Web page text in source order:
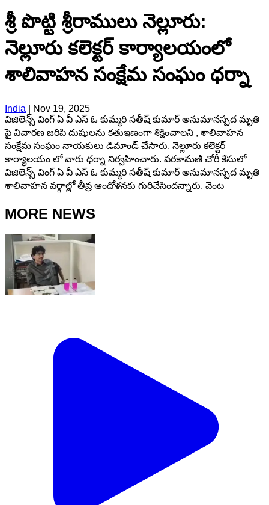
శ్రీ పొట్టి శ్రీరాములు నెల్లూరు:
నెల్లూరు కలెక్టర్ కార్యాలయంలో
శాలివాహన సంక్షేమ సంఘం ధర్నా
India
Nov 19, 2025
విజిలెన్స్ వింగ్ ఏ వీ ఎస్ ఓ కుమ్మరి సతీష్ కుమార్ అనుమానస్పద మృతి
పై విచారణ జరిపి దుషులను కతుఇణంగా శిక్షించాలని , శాలివాహన
సంక్షేమ సంఘం నాయకులు డిమాండ్ చేసారు. నెల్లూరు కలెక్టర్
కార్యాలయం లో వారు ధర్నా నిర్వహించారు. పరకామణి చోరీ కేసులో
విజిలెన్స్ వింగ్ ఏ వీ ఎస్ ఓ కుమ్మరి సతీష్ కుమార్ అనుమానస్పద మృతి
శాలివాహన వర్గాల్లో తీవ్ర ఆందోళనకు గురిచేసిందన్నారు. వెంట
MORE NEWS